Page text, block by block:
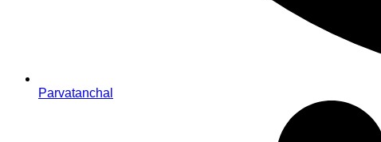
Parvatanchal